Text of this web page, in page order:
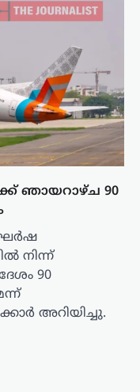
ഞായറാഴ്ച 90
നിന്ന്
90
അറിയിച്ചു.